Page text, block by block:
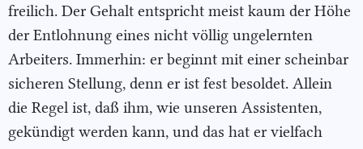
freilich. Der Gehalt entspricht meist kaum der Höhe
der Entlohnung eines nicht völlig ungelernten
Arbeiters. Immerhin: er beginnt mit einer scheinbar
sicheren Stellung, denn er ist fest besoldet. Allein
die Regel ist, daß ihm, wie unseren Assistenten,
gekündigt werden kann, und das hat er vielfach